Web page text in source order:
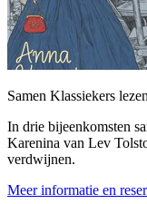
Samen Klassiekers
In drie bijeenkomsten
Karenina van Lev
verdwijnen.
Meer informatie en